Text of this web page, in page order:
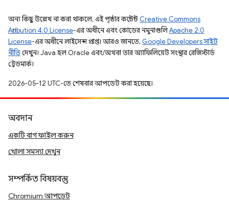
অন্য কিছু উল্লেখ না করা থাকলে, এই পৃষ্ঠার কন্টেন্ট Creative Commons
Attribution 4.0 License-এর অধীনে এবং কোডের নমুনাগুলিApache 2.0
License-এর অধীনে লাইসেন্স প্রাপ্ত। আরও জানতে, Google Developers সাইট
নীতিদেখুন। Java হল Oracle এবং/অথবা তার অ্যাফিলিয়েট সংস্থার রেজিস্টার্ড
ট্রেডমার্ক।
2026-05-12 UTC-তে শেষবার আপডেট করা হয়েছে।
অবদান
একটি বাগ ফাইল করুন
খোলা সমস্যা দেখুন
সম্পর্কিত বিষয়বস্তু
Chromium আপডেট